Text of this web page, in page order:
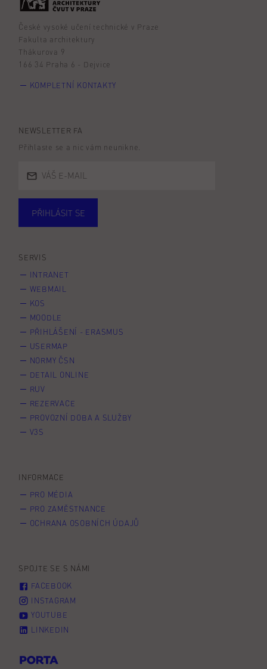
České vysoké učení technické v Praze
Fakulta architektury
Thákurova 9
166 34 Praha 6 - Dejvice
KOMPLETNÍ KONTAKTY
NEWSLETTER FA
Přihlaste se a nic vám neunikne.
PŘIHLÁSIT SE
SERVIS
INTRANET
WEBMAIL
KOS
MOODLE
PŘIHLÁŠENÍ - ERASMUS
USERMAP
NORMY ČSN
DETAIL ONLINE
RUV
REZERVACE
PROVOZNÍ DOBA A SLUŽBY
V3S
INFORMACE
PRO MÉDIA
PRO ZAMĚSTNANCE
OCHRANA OSOBNÍCH ÚDAJŮ
SPOJTE SE S NÁMI
FACEBOOK
INSTAGRAM
YOUTUBE
LINKEDIN